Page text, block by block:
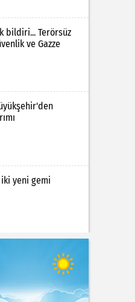
bildiri... Terörsüz
ve Gazze
iki yeni gemi